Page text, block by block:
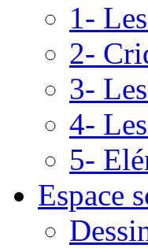
1-
2-
3-
4-
5-
Espace